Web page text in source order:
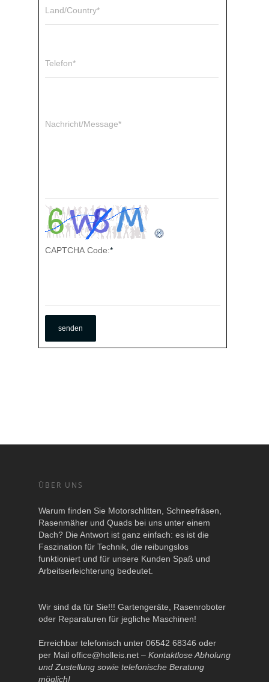
Land/Country*
Telefon*
Nachricht/Message*
CAPTCHA Code:*
ÜBER UNS
Warum finden Sie Motorschlitten, Schneefräsen,
Rasenmäher und Quads bei uns unter einem
Dach? Die Antwort ist ganz einfach: es ist die
Faszination für Technik, die reibungslos
funktioniert und für unsere Kunden Spaß und
Arbeitserleichterung bedeutet.
Wir sind da für Sie!!! Gartengeräte, Rasenroboter
oder Reparaturen für jegliche Maschinen!
Erreichbar telefonisch unter 06542 68346 oder
per Mail office@holleis.net – Kontaktlose Abholung
und Zustellung sowie telefonische Beratung
möglich!